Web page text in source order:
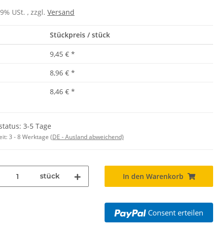
USt. , zzgl. Versand
Stückpreis / stück
9,45 € *
8,96 € *
8,46 € *
3-5 Tage
3 - 8 Werktage (DE - Ausland abweichend)
stück In den Warenkorb
Consent erteilen